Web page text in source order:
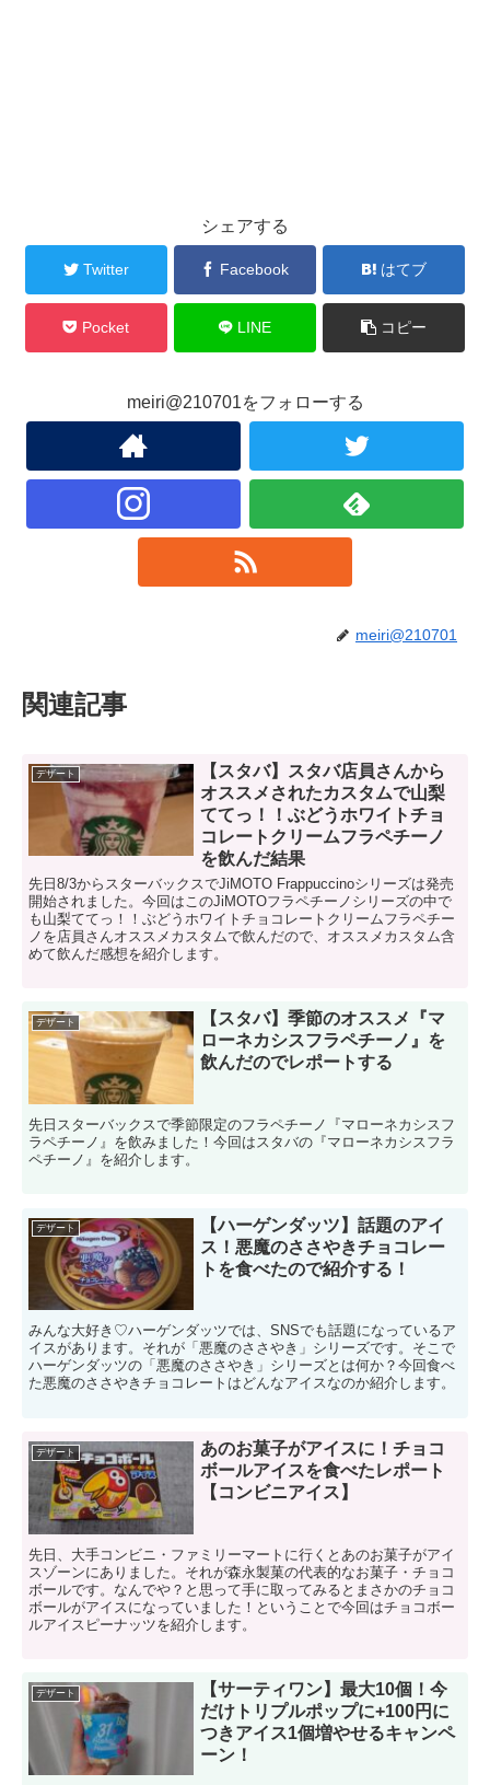
シェアする
Twitter Facebook はてブ
Pocket LINE コピー
meiri@210701をフォローする
meiri@210701
関連記事
デザート
【スタバ】スタバ店員さんから
オススメされたカスタムで山梨
ててっ！！ぶどうホワイトチョ
コレートクリームフラペチーノ
を飲んだ結果
先日8/3からスターバックスでJiMOTO Frappuccinoシリーズは発売
開始されました。今回はこのJiMOTOフラペチーノシリーズの中で
も山梨ててっ！！ぶどうホワイトチョコレートクリームフラペチー
ノを店員さんオススメカスタムで飲んだので、オススメカスタム含
めて飲んだ感想を紹介します。
デザート
【スタバ】季節のオススメ『マ
ローネカシスフラペチーノ』を
飲んだのでレポートする
先日スターバックスで季節限定のフラペチーノ『マローネカシスフ
ラペチーノ』を飲みました！今回はスタバの『マローネカシスフラ
ペチーノ』を紹介します。
デザート
【ハーゲンダッツ】話題のアイ
ス！悪魔のささやきチョコレー
トを食べたので紹介する！
みんな大好き♡ハーゲンダッツでは、SNSでも話題になっているア
イスがあります。それが「悪魔のささやき」シリーズです。そこで
ハーゲンダッツの「悪魔のささやき」シリーズとは何か？今回食べ
た悪魔のささやきチョコレートはどんなアイスなのか紹介します。
デザート
あのお菓子がアイスに！チョコ
ボールアイスを食べたレポート
【コンビニアイス】
先日、大手コンビニ・ファミリーマートに行くとあのお菓子がアイ
スゾーンにありました。それが森永製菓の代表的なお菓子・チョコ
ボールです。なんでや？と思って手に取ってみるとまさかのチョコ
ボールがアイスになっていました！ということで今回はチョコボー
ルアイスピーナッツを紹介します。
デザート
【サーティワン】最大10個！今
だけトリプルポップに+100円に
つきアイス1個増やせるキャンペ
ーン！